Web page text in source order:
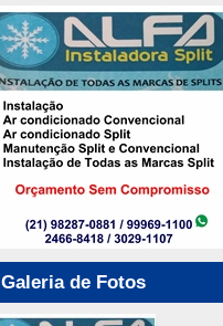
Galeria de Fotos